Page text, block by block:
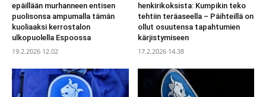
epäillään murhanneen entisen
puolisonsa ampumalla tämän
kuoliaaksi kerrostalon
ulkopuolella Espoossa
19.2.2026 12.02
henkirikoksista: Kumpikin teko
tehtiin teräaseella – Päihteillä on
ollut osuutensa tapahtumien
kärjistymiseen
17.2.2026 14.38